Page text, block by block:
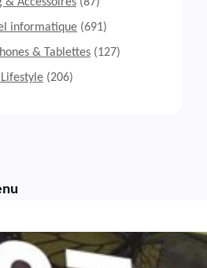
& Accessoires (87)
informatique (691)
& Tablettes (127)
Lifestyle (206)